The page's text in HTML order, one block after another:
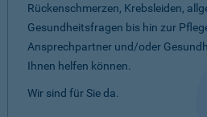
Rückenschmerzen, Krebsleiden,
Gesundheitsfragen bis hin zur
Ansprechpartner und/oder
Ihnen helfen können.
Wir sind für Sie da.